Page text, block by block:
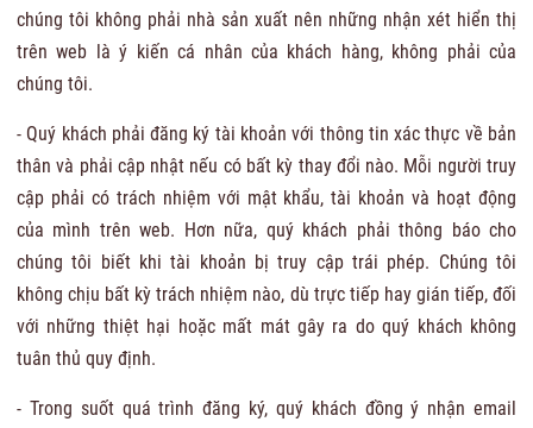
chúng tôi không phải nhà sản xuất nên những nhận xét hiển thị
trên web là ý kiến cá nhân của khách hàng, không phải của
chúng tôi.
- Quý khách phải đăng ký tài khoản với thông tin xác thực về bản
thân và phải cập nhật nếu có bất kỳ thay đổi nào. Mỗi người truy
cập phải có trách nhiệm với mật khẩu, tài khoản và hoạt động
của mình trên web. Hơn nữa, quý khách phải thông báo cho
chúng tôi biết khi tài khoản bị truy cập trái phép. Chúng tôi
không chịu bất kỳ trách nhiệm nào, dù trực tiếp hay gián tiếp, đối
với những thiệt hại hoặc mất mát gây ra do quý khách không
tuân thủ quy định.
- Trong suốt quá trình đăng ký, quý khách đồng ý nhận email